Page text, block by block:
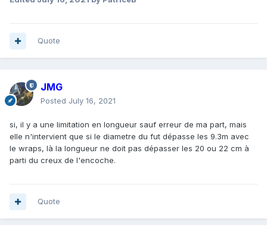
Quote
JMG
Posted July 16, 2021
si, il y a une limitation en longueur sauf erreur de ma part, mais
elle n'intervient que si le diametre du fut dépasse les 9.3m avec
le wraps, là la longueur ne doit pas dépasser les 20 ou 22 cm à
parti du creux de l'encoche.
Quote